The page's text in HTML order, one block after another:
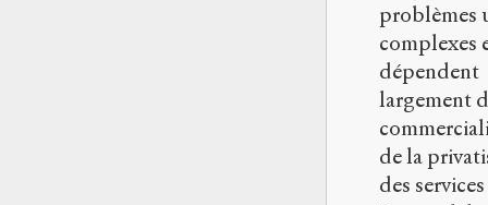
problèmes
complexes
dépendent
largement
de la
des